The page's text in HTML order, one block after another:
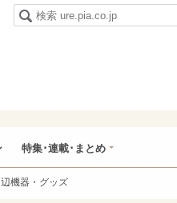
特集･連載･まとめ
機器・グッズ